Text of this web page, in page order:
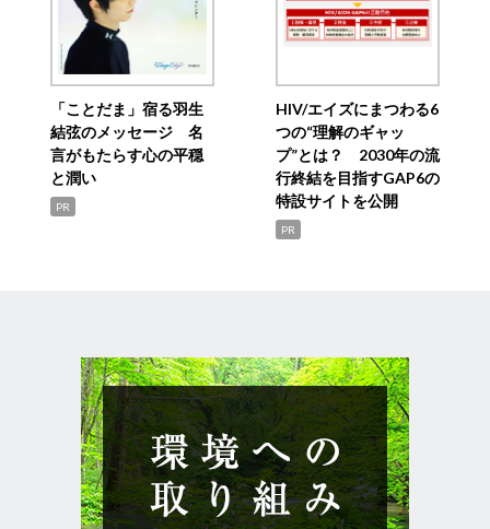
「ことだま」宿る羽生
結弦のメッセージ 名
言がもたらす心の平穏
と潤い
PR
HIV/エイズにまつわる6
つの“理解のギャッ
プ”とは？ 2030年の流
行終結を目指すGAP6の
特設サイトを公開
PR